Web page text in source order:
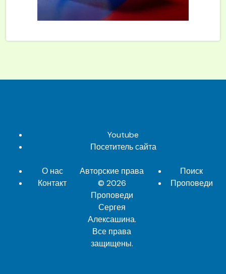
Youtube
Посетитель сайта
О нас
Контакт
Авторские права
© 2026
Проповеди
Сергея
Алексашина.
Все права
защищены.
Поиск
Проповеди